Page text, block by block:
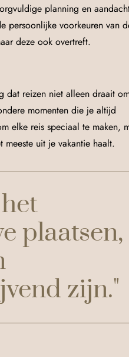
planning en
persoonlijke voorkeuren van
deze ook overtreft.
dat reizen niet alleen draait
momenten die je altijd
elke reis speciaal te maken,
meeste uit je vakantie haalt.
plaatsen,
zijn."